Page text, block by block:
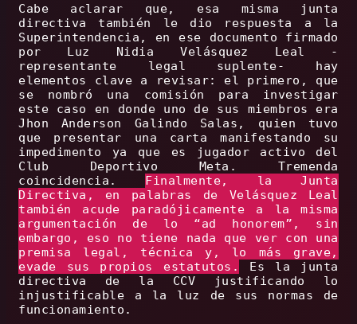
Cabe aclarar que, esa misma junta
directiva también le dio respuesta a la
Superintendencia, en ese documento firmado
por Luz Nidia Velásquez Leal -
representante legal suplente- hay
elementos clave a revisar: el primero, que
se nombró una comisión para investigar
este caso en donde uno de sus miembros era
Jhon Anderson Galindo Salas, quien tuvo
que presentar una carta manifestando su
impedimento ya que es jugador activo del
Club Deportivo Meta. Tremenda
coincidencia. Finalmente, la Junta
Directiva, en palabras de Velásquez Leal
también acude paradójicamente a la misma
argumentación de lo “ad honorem”, sin
embargo, eso no tiene nada que ver con una
premisa legal, técnica y, lo más grave,
evade sus propios estatutos.
Es la junta
directiva de la CCV justificando lo
injustificable a la luz de sus normas de
funcionamiento.